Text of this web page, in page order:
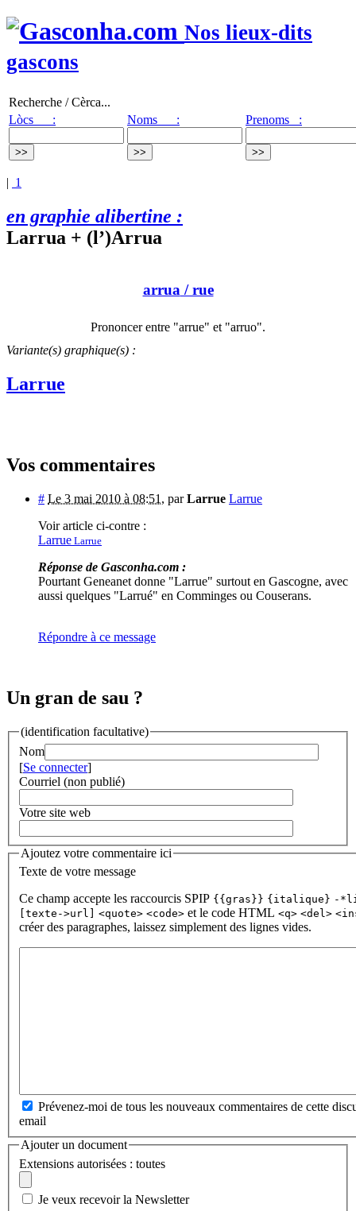
Nos lieux-dits
gascons
Recherche / Cèrca...
Lòcs :
Noms : Prenoms :
| 1
en graphie alibertine :
Larrua + (l’)Arrua
arrua/ rue
Prononcer entre "arrue" et "arruo".
Variante(s) graphique(s) :
Larrue
Vos commentaires
# Le 3 mai 2010 à 08:51 , parLarrue Larrue
Voir article ci-contre :
Larrue Larrue
Réponse de Gasconha.com :
Pourtant Geneanet donne "Larrue" surtout en Gascogne, avec
aussi quelques "Larrué" en Comminges ou Couserans.
Répondre à ce message
Un gran de sau ?
(identification facultative)
Nom
[Se connecter]
Courriel (non publié)
Votre site web
Ajoutez votre commentaire ici
Texte de votre message
Ce champ accepte les raccourcis SPIP {{gras}} {italique} -
[texte->url]
<quote> <code> et le code HTML <q> <del>
créer des paragraphes, laissez simplement des lignes vides.
Prévenez-moi de tous les nouveaux commentaires de cette
email
Ajouter un document
Extensions autorisées : toutes
Je veux recevoir la Newsletter